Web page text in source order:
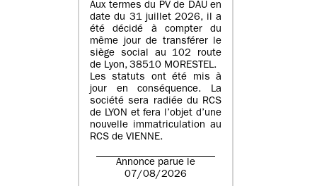
Aux termes du PV de DAU en
date du 31 juillet 2026, il a
été décidé à compter du
même jour de transférer le
siège social au 102 route
de Lyon, 38510 MORESTEL.
Les statuts ont été mis à
jour en conséquence. La
société sera radiée du RCS
de LYON et fera l’objet d’une
nouvelle immatriculation au
RCS de VIENNE.
Annonce parue le
07/08/2026